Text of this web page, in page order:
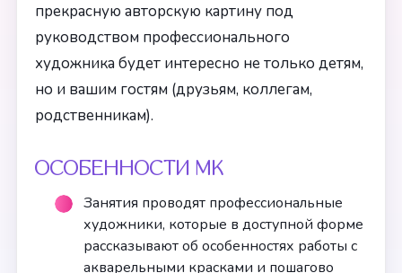
прекрасную авторскую картину под
руководством профессионального
художника будет интересно не только детям,
но и вашим гостям (друзьям, коллегам,
родственникам).
ОСОБЕННОСТИ МК
Занятия проводят профессиональные
художники, которые в доступной форме
рассказывают об особенностях работы с
акварельными красками и пошагово